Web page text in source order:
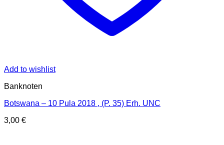
Add to wishlist
Banknoten
Botswana – 10 Pula 2018 , (P. 35) Erh. UNC
3,00 €